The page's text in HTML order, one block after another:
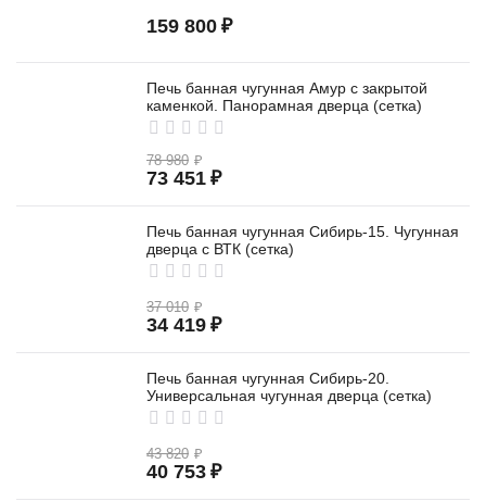
159 800 ₽
Печь банная чугунная Амур с закрытой
каменкой. Панорамная дверца (сетка)
78 980 ₽
73 451 ₽
Печь банная чугунная Сибирь-15. Чугунная
дверца с ВТК (сетка)
37 010 ₽
34 419 ₽
Печь банная чугунная Сибирь-20.
Универсальная чугунная дверца (сетка)
43 820 ₽
40 753 ₽